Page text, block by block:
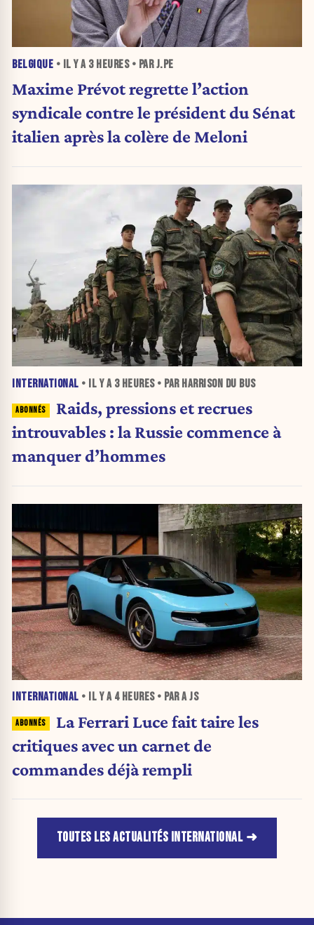
BELGIQUE • IL Y A 3 HEURES• PAR J.PE
Maxime Prévot regrette l’action
syndicale contre le président du Sénat
italien après la colère de Meloni
INTERNATIONAL • IL Y A 3 HEURES• PAR HARRISON DU BUS
Raids, pressions et recrues
introuvables : la Russie commence à
manquer d’hommes
INTERNATIONAL • IL Y A 4 HEURES• PAR A JS
La Ferrari Luce fait taire les
critiques avec un carnet de
commandes déjà rempli
TOUTES LES ACTUALITÉS INTERNATIONAL